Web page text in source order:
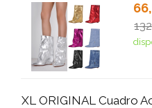
XL ORIGINAL Cuadro